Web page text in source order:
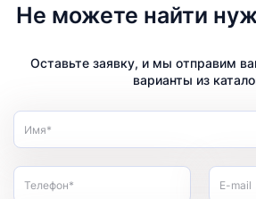
Не можете найти
Оставьте заявку, и мы отправим
варианты из
Имя*
Телефон* E-mail